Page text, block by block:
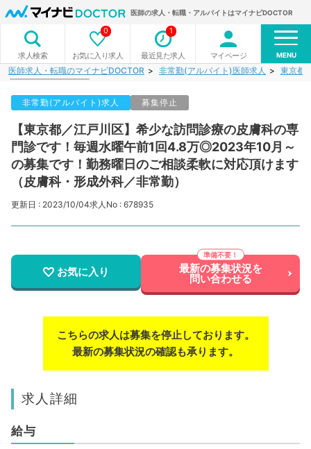
医師の求人・転職・アルバイトはマイナビDOCTOR
求人検索 お気に入り求人
0
最近見た求人
1
マイページ MENU
医師求人・転職のマイナビDOCTOR 非常勤(アルバイト)医師求人 東京都
非常勤(アルバイト)求人 募集停止
【東京都／江戸川区】希少な訪問診療の皮膚科の専
門診です！毎週水曜午前1回4.8万◎2023年10月～
の募集です！勤務曜日のご相談柔軟に対応頂けます
（皮膚科・形成外科／非常勤）
更新日 : 2023/10/04求人No : 678935
お気に入り 最新の募集状況を
問い合わせる
こちらの求人は募集を停止しております。
最新の募集状況の確認も承ります。
求人詳細
給与